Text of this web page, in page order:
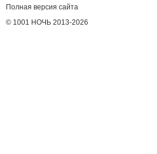
Полная версия сайта
© 1001 НОЧЬ 2013-2026